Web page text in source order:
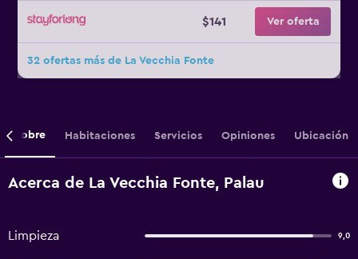
$141 Ver oferta
32 ofertas más de La Vecchia Fonte
Sobre Habitaciones Servicios Opiniones Ubicación
Acerca de La Vecchia Fonte, Palau
Limpieza 9,0